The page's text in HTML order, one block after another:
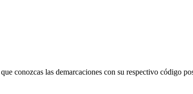
conozcas las demarcaciones con su respectivo código